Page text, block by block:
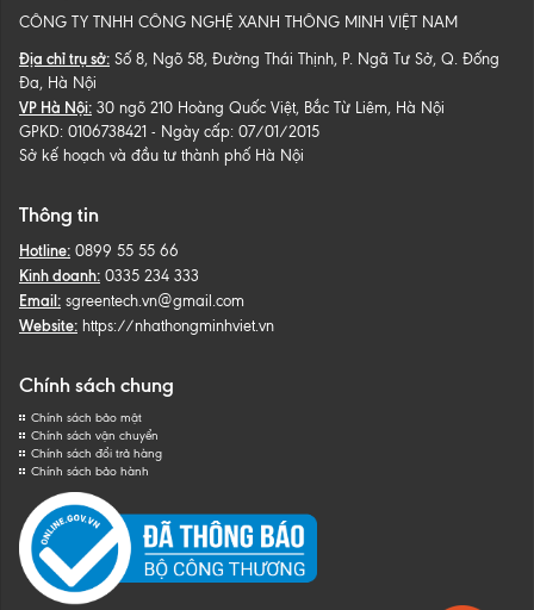
CÔNG TY TNHH CÔNG NGHỆ XANH THÔNG MINH VIỆT NAM
Địa chỉ trụ sở: Số 8, Ngõ 58, Đường Thái Thịnh, P. Ngã Tư Sở, Q. Đống
Đa, Hà Nội
VP Hà Nội: 30 ngõ 210 Hoàng Quốc Việt, Bắc Từ Liêm, Hà Nội
GPKD: 0106738421 - Ngày cấp: 07/01/2015
Sở kế hoạch và đầu tư thành phố Hà Nội
Thông tin
Hotline: 0899 55 55 66
Kinh doanh: 0335 234 333
Email: sgreentech.vn@gmail.com
Website: https://nhathongminhviet.vn
Chính sách chung
Chính sách bảo mật
Chính sách vận chuyển
Chính sách đổi trả hàng
Chính sách bảo hành